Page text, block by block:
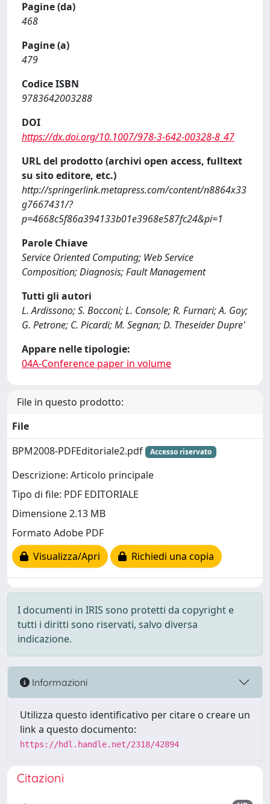
Pagine (da)
468
Pagine (a)
479
Codice ISBN
9783642003288
DOI
https://dx.doi.org/10.1007/978-3-642-00328-8_47
URL del prodotto (archivi open access, fulltext
su sito editore, etc.)
http://springerlink.metapress.com/content/n8864x33
g7667431/?
p=4668c5f86a394133b01e3968e587fc24&pi=1
Parole Chiave
Service Oriented Computing; Web Service
Composition; Diagnosis; Fault Management
Tutti gli autori
L. Ardissono; S. Bocconi; L. Console; R. Furnari; A. Goy;
G. Petrone; C. Picardi; M. Segnan; D. Theseider Dupre'
Appare nelle tipologie:
04A-Conference paper in volume
File in questo prodotto:
File
BPM2008-PDFEditoriale2.pdf
Accesso riservato
Descrizione: Articolo principale
Tipo di file: PDF EDITORIALE
Dimensione 2.13 MB
Formato Adobe PDF
Visualizza/Apri
Richiedi una copia
I documenti in IRIS sono protetti da copyright e
tutti i diritti sono riservati, salvo diversa
indicazione.
Informazioni
Utilizza questo identificativo per citare o creare un
link a questo documento:
https://hdl.handle.net/2318/42894
Citazioni